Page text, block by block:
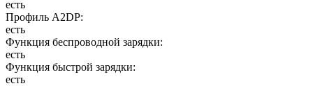
есть
Профиль A2DP:
есть
Функция беспроводной зарядки:
есть
Функция быстрой зарядки:
есть